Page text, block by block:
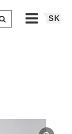
SK